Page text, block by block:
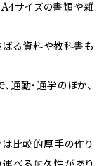
A4サイズの書類や雑
ばる資料や教科書も
通勤・通学のほか、
比較的厚手の作り